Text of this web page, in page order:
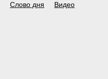
Слово дня Видео